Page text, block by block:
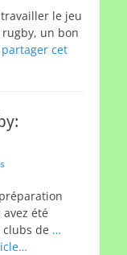
le jeu
rugby, un bon
cet
été
de …